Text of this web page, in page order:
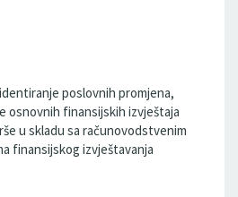
poslovnih promjena,
osnovnih finansijskih izvještaja
u skladu sa računovodstvenim
finansijskog izvještavanja